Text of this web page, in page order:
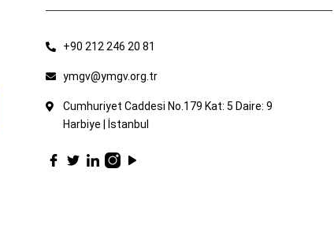
+90 212 246 20 81
ymgv@ymgv.org.tr
Cumhuriyet Caddesi No.179 Kat: 5 Daire: 9
Harbiye | İstanbul